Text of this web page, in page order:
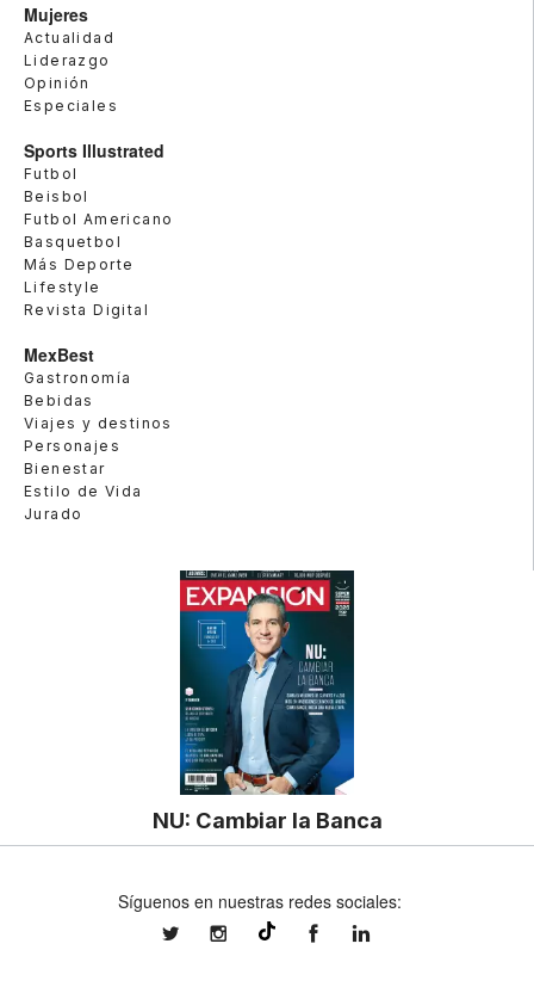
Mujeres
Actualidad
Liderazgo
Opinión
Especiales
Sports Illustrated
Futbol
Beisbol
Futbol Americano
Basquetbol
Más Deporte
Lifestyle
Revista Digital
MexBest
Gastronomía
Bebidas
Viajes y destinos
Personajes
Bienestar
Estilo de Vida
Jurado
NU: Cambiar la Banca
Síguenos en nuestras redes sociales:
expansionmxexpansionmx ExpansionMex